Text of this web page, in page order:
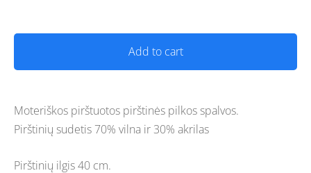
Add to cart
Moteriškos pirštuotos pirštinės pilkos spalvos.
Pirštinių sudetis 70% vilna ir 30% akrilas
Pirštinių ilgis 40 cm.